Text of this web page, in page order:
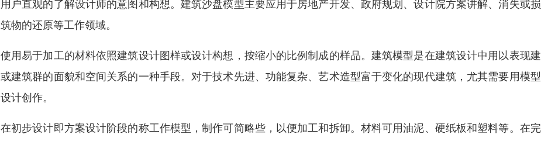
用户直观的了解设计师的意图和构想。建筑沙盘模型主要应用于房地产开发、政府规划、设计院方案讲解、消失或
筑物的还原等工作领域。
使用易于加工的材料依照建筑设计图样或设计构想，按缩小的比例制成的样品。建筑模型是在建筑设计中用以表现
或建筑群的面貌和空间关系的一种手段。对于技术先进、功能复杂、艺术造型富于变化的现代建筑，尤其需要用模
设计创作。
在初步设计即方案设计阶段的称工作模型，制作可简略些，以便加工和拆卸。材料可用油泥、硬纸板和塑料等。在